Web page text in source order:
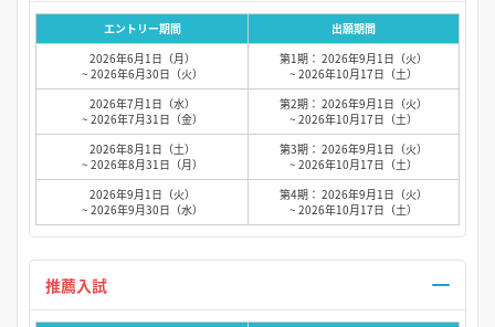
エントリー期間
出願期間
2026年6月1日（月）
~ 2026年6月30日（火）
第1期： 2026年9月1日（火）
~ 2026年10月17日（土）
2026年7月1日（水）
~ 2026年7月31日（金）
第2期： 2026年9月1日（火）
~ 2026年10月17日（土）
2026年8月1日（土）
~ 2026年8月31日（月）
第3期： 2026年9月1日（火）
~ 2026年10月17日（土）
2026年9月1日（火）
~ 2026年9月30日（水）
第4期： 2026年9月1日（火）
~ 2026年10月17日（土）